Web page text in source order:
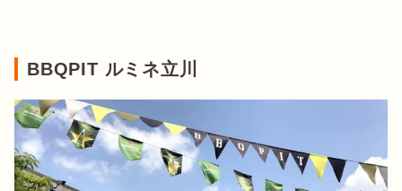
BBQPIT ルミネ立川